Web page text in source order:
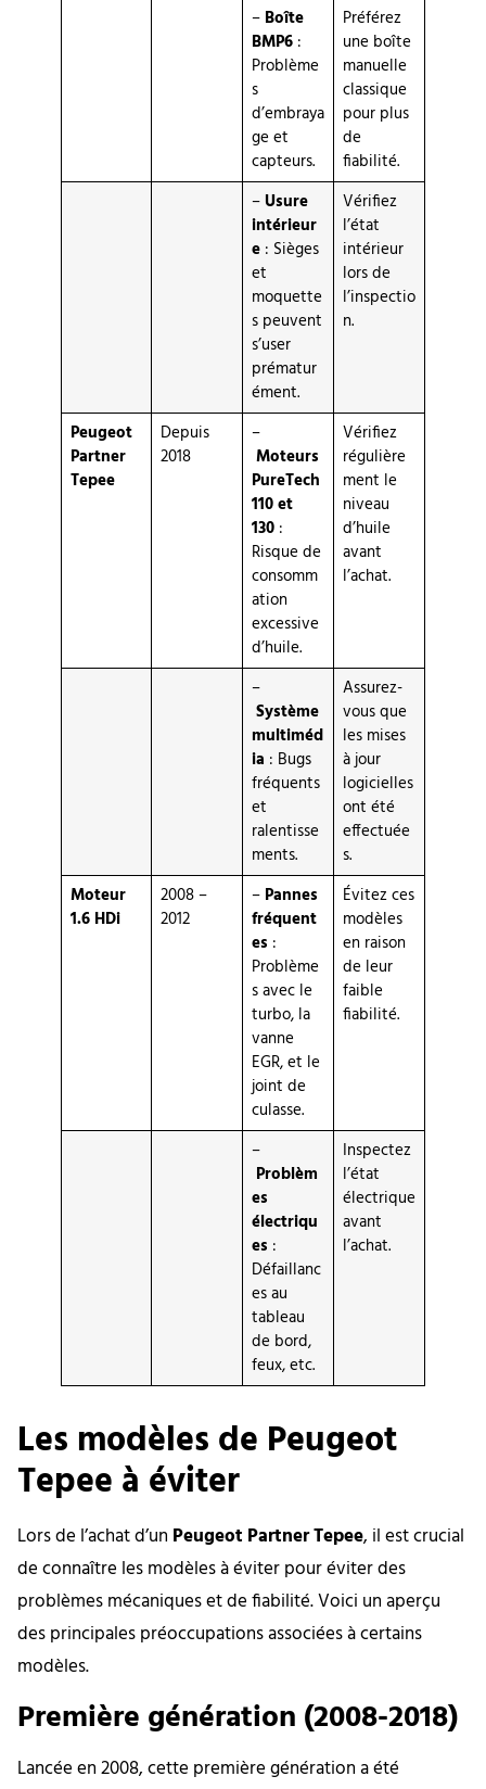
– Boîte
BMP6:
Problème
s
d’embraya
ge et
capteurs.
Préférez
une boîte
manuelle
classique
pour plus
de
fiabilité.
– Usure
intérieur
e: Sièges
et
moquette
s peuvent
s’user
prématur
ément.
Vérifiez
l’état
intérieur
lors de
l’inspectio
n.
Peugeot
Partner
Tepee
Depuis
2018
–
Moteurs
PureTech
110 et
130:
Risque de
consomm
ation
excessive
d’huile.
Vérifiez
régulière
ment le
niveau
d’huile
avant
l’achat.
–
Système
multiméd
ia : Bugs
fréquents
et
ralentisse
ments.
Assurez-
vous que
les mises
à jour
logicielles
ont été
effectuée
s.
Moteur
1.6 HDi
2008 –
2012
– Pannes
fréquent
es :
Problème
s avec le
turbo, la
vanne
EGR, et le
joint de
culasse.
Évitez ces
modèles
en raison
de leur
faible
fiabilité.
–
Problèm
es
électriqu
es :
Défaillanc
es au
tableau
de bord,
feux, etc.
Inspectez
l’état
électrique
avant
l’achat.
Les modèles de Peugeot
Tepee à éviter
Lors de l’achat d’un Peugeot Partner Tepee, il est crucial
de connaître les modèles à éviter pour éviter des
problèmes mécaniques et de fiabilité. Voici un aperçu
des principales préoccupations associées à certains
modèles.
Première génération (2008-2018)
Lancée en 2008, cette première génération a été